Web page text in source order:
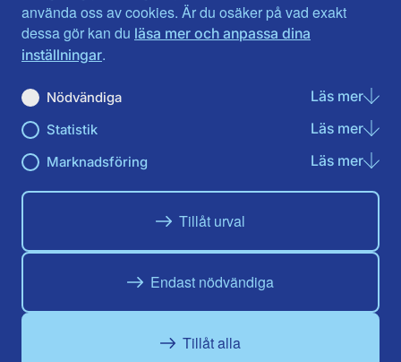
använda oss av cookies. Är du osäker på vad exakt
dessa gör kan du läsa mer och anpassa dina
inställningar.
Nödvändiga Läs merom
Statistik Läs merom
Marknadsföring Läs merom
Tillåt urval
Endast nödvändiga
Tillåt alla
Kalmar län
Kronobergs län
Norrbotten
Skåne län
Västmanland
Örebro län
Östergötland
Du hittar oss här på sociala medier
Facebook
Instagram